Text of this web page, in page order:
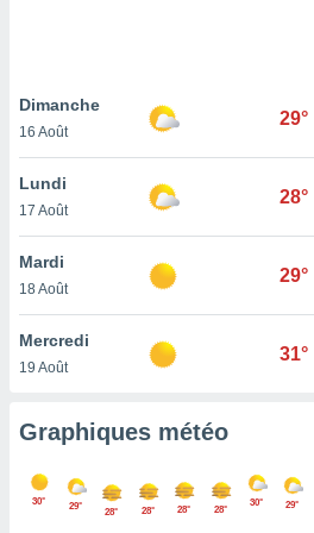
pas
de
à
cas,
que
sur le
ne
Dimanche
16 Août
29°
Lundi
17 Août
28°
Mardi
18 Août
29°
Mercredi
19 Août
31°
Graphiques météo
30° 29°
28° 28° 28° 28°
30° 29°